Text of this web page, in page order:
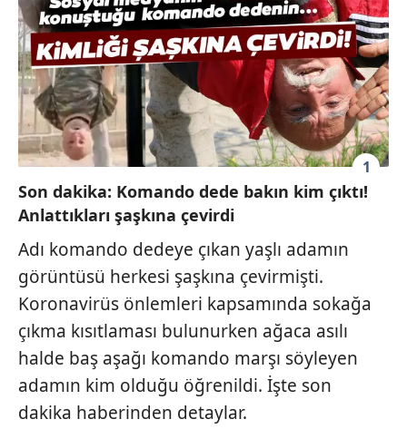
1
Son dakika: Komando dede bakın kim çıktı!
Anlattıkları şaşkına çevirdi
Adı komando dedeye çıkan yaşlı adamın
görüntüsü herkesi şaşkına çevirmişti.
Koronavirüs önlemleri kapsamında sokağa
çıkma kısıtlaması bulunurken ağaca asılı
halde baş aşağı komando marşı söyleyen
adamın kim olduğu öğrenildi. İşte son
dakika haberinden detaylar.